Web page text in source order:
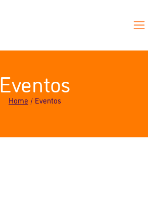
Eventos
Home Eventos